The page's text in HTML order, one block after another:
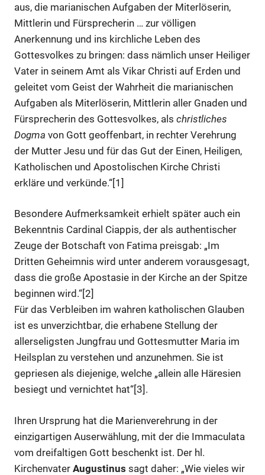
aus, die marianischen Aufgaben der Miterlöserin,
Mittlerin und Fürsprecherin … zur völligen
Anerkennung und ins kirchliche Leben des
Gottesvolkes zu bringen: dass nämlich unser Heiliger
Vater in seinem Amt als Vikar Christi auf Erden und
geleitet vom Geist der Wahrheit die marianischen
Aufgaben als Miterlöserin, Mittlerin aller Gnaden und
Fürsprecherin des Gottesvolkes, als christliches
Dogma von Gott geoffenbart, in rechter Verehrung
der Mutter Jesu und für das Gut der Einen, Heiligen,
Katholischen und Apostolischen Kirche Christi
erkläre und verkünde.“[1]
Besondere Aufmerksamkeit erhielt später auch ein
Bekenntnis Cardinal Ciappis, der als authentischer
Zeuge der Botschaft von Fatima preisgab: „Im
Dritten Geheimnis wird unter anderem vorausgesagt,
dass die große Apostasie in der Kirche an der Spitze
beginnen wird.“[2]
Für das Verbleiben im wahren katholischen Glauben
ist es unverzichtbar, die erhabene Stellung der
allerseligsten Jungfrau und Gottesmutter Maria im
Heilsplan zu verstehen und anzunehmen. Sie ist
gepriesen als diejenige, welche „allein alle Häresien
besiegt und vernichtet hat“[3].
Ihren Ursprung hat die Marienverehrung in der
einzigartigen Auserwählung, mit der die Immaculata
vom dreifaltigen Gott beschenkt ist. Der hl.
Kirchenvater Augustinus sagt daher: „Wie vieles wir